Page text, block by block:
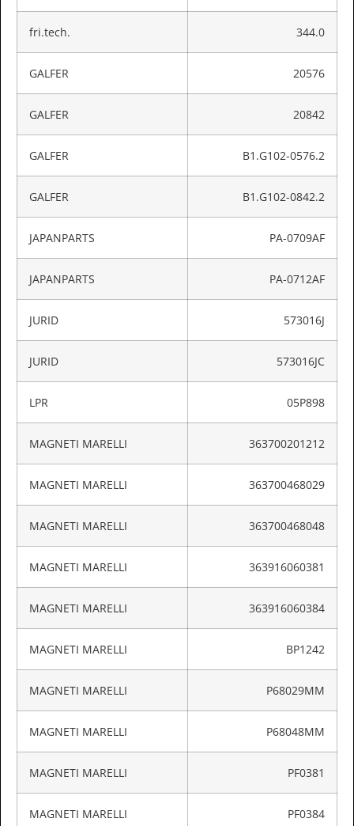
fri.tech. 344.0
GALFER 20576
GALFER 20842
GALFER B1.G102-0576.2
GALFER B1.G102-0842.2
JAPANPARTS PA-0709AF
JAPANPARTS PA-0712AF
JURID 573016J
JURID 573016JC
LPR 05P898
MAGNETI MARELLI 363700201212
MAGNETI MARELLI 363700468029
MAGNETI MARELLI 363700468048
MAGNETI MARELLI 363916060381
MAGNETI MARELLI 363916060384
MAGNETI MARELLI BP1242
MAGNETI MARELLI P68029MM
MAGNETI MARELLI P68048MM
MAGNETI MARELLI PF0381
MAGNETI MARELLI PF0384